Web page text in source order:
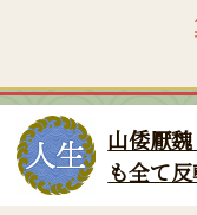
山倭厭
も全て